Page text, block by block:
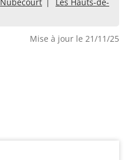
Mise à jour le 21/11/25